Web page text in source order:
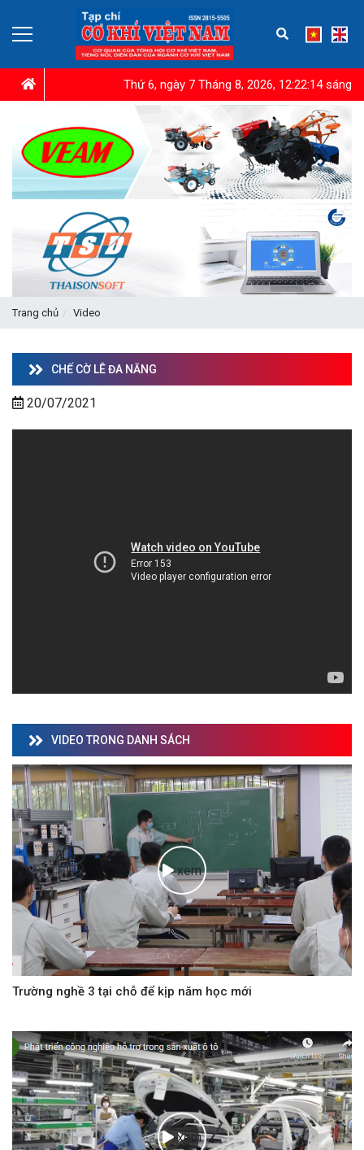
Thứ 6, ngày 7 Tháng 8, 2026, 12:22:15 sáng
Trang chủ Video
CHẾ CỜ LÊ ĐA NĂNG
20/07/2021
VIDEO TRONG DANH SÁCH
xem
Trường nghề 3 tại chỗ để kịp năm học mới
xem